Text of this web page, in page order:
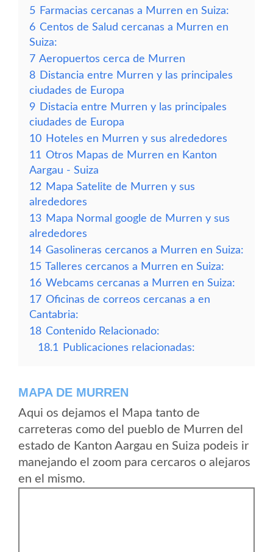
5 Farmacias cercanas a Murren en Suiza:
6 Centos de Salud cercanas a Murren en
Suiza:
7 Aeropuertos cerca de Murren
8 Distancia entre Murren y las principales
ciudades de Europa
9 Distacia entre Murren y las principales
ciudades de Europa
10 Hoteles en Murren y sus alrededores
11 Otros Mapas de Murren en Kanton
Aargau - Suiza
12 Mapa Satelite de Murren y sus
alrededores
13 Mapa Normal google de Murren y sus
alrededores
14 Gasolineras cercanos a Murren en Suiza:
15 Talleres cercanos a Murren en Suiza:
16 Webcams cercanas a Murren en Suiza:
17 Oficinas de correos cercanas a en
Cantabria:
18 Contenido Relacionado:
18.1
Publicaciones relacionadas:
MAPA DE MURREN
Aqui os dejamos el Mapa tanto de
carreteras como del pueblo de Murren del
estado de Kanton Aargau en Suiza podeis ir
manejando el zoom para cercaros o alejaros
en el mismo.